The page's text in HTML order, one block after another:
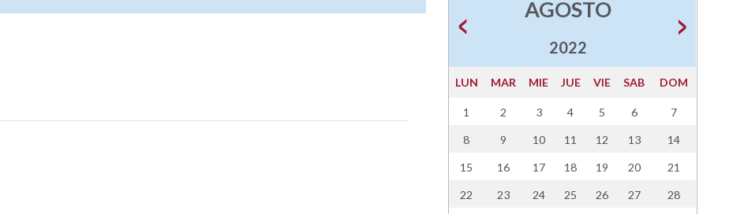
AGOSTO
2022
LUN MAR MIE JUE VIE SAB DOM
1 2 3 4 5 6 7
8 9 10 11 12 13 14
15 16 17 18 19 20 21
22 23 24 25 26 27 28